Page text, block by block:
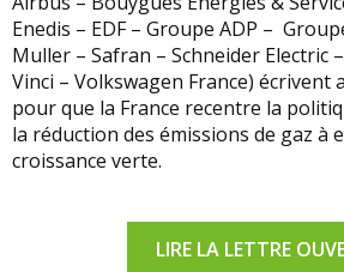
Enedis – EDF – Groupe ADP –
Muller – Safran – Schneider Electric
Vinci – Volkswagen France) écrivent
pour que la France recentre la
la réduction des émissions de gaz à
croissance verte.
LIRE LA LETTRE